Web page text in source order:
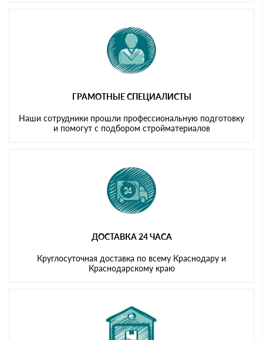
ГРАМОТНЫЕ СПЕЦИАЛИСТЫ
Наши сотрудники прошли профессиональную подготовку
и помогут с подбором стройматериалов
ДОСТАВКА 24 ЧАСА
Круглосуточная доставка по всему Краснодару и
Краснодарскому краю